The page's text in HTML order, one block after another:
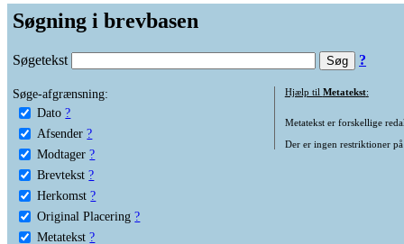
Søgning i brevbasen
Søgetekst ?
Søge-afgrænsning:
Dato ?
Afsender ?
Modtager ?
Brevtekst ?
Herkomst ?
Original Placering ?
Metatekst ?
Hjælp til Metatekst:
Metatekst er forskellige
Der er ingen restriktioner